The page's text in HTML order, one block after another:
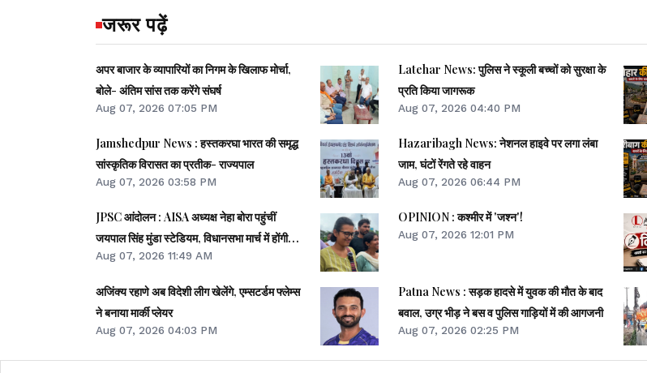
जरूर पढ़ें
अपर बाजार के व्यापारियों का निगम के खिलाफ मोर्चा,
बोले- अंतिम सांस तक करेंगे संघर्ष
Aug 07, 2026 07:05 PM
Jamshedpur News : हस्तकरघा भारत की समृद्ध
सांस्कृतिक विरासत का प्रतीक- राज्यपाल
Aug 07, 2026 03:58 PM
JPSC आंदोलन : AISA अध्यक्ष नेहा बोरा पहुंचीं
जयपाल सिंह मुंडा स्टेडियम, विधानसभा मार्च में होंगी
शामिल
Aug 07, 2026 11:49 AM
अजिंक्य रहाणे अब विदेशी लीग खेलेंगे, एम्सटर्डम फ्लेम्स
ने बनाया मार्की प्लेयर
Aug 07, 2026 04:03 PM
Latehar News: पुलिस ने स्कूली बच्चों को सुरक्षा के
प्रति किया जागरूक
Aug 07, 2026 04:40 PM
Hazaribagh News: नेशनल हाइवे पर लगा लंबा
जाम, घंटों रेंगते रहे वाहन
Aug 07, 2026 06:44 PM
OPINION : कश्मीर में 'जश्न'!
Aug 07, 2026 12:01 PM
Patna News : सड़क हादसे में युवक की मौत के बाद
बवाल, उग्र भीड़ ने बस व पुलिस गाड़ियों में की आगजनी
Aug 07, 2026 02:25 PM